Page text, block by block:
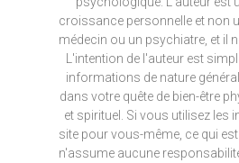
croissance personnelle et non
médecin ou un psychiatre, et il
L'intention de l'auteur est
informations de nature
dans votre quête de bien-être
et spirituel. Si vous utilisez les
site pour vous-même, ce qui
n'assume aucune